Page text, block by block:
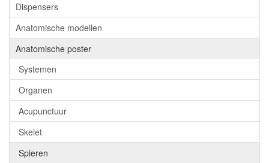
Dispensers
Anatomische modellen
Anatomische poster
Systemen
Organen
Acupunctuur
Skelet
Spieren